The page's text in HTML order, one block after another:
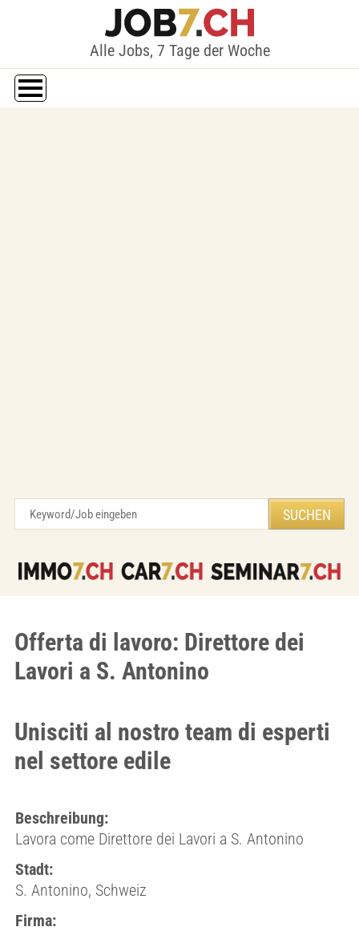
Alle Jobs, 7 Tage der Woche
Offerta di lavoro: Direttore dei
Lavori a S. Antonino
Unisciti al nostro team di esperti
nel settore edile
Beschreibung:
Lavora come Direttore dei Lavori a S. Antonino
Stadt:
S. Antonino, Schweiz
Firma: